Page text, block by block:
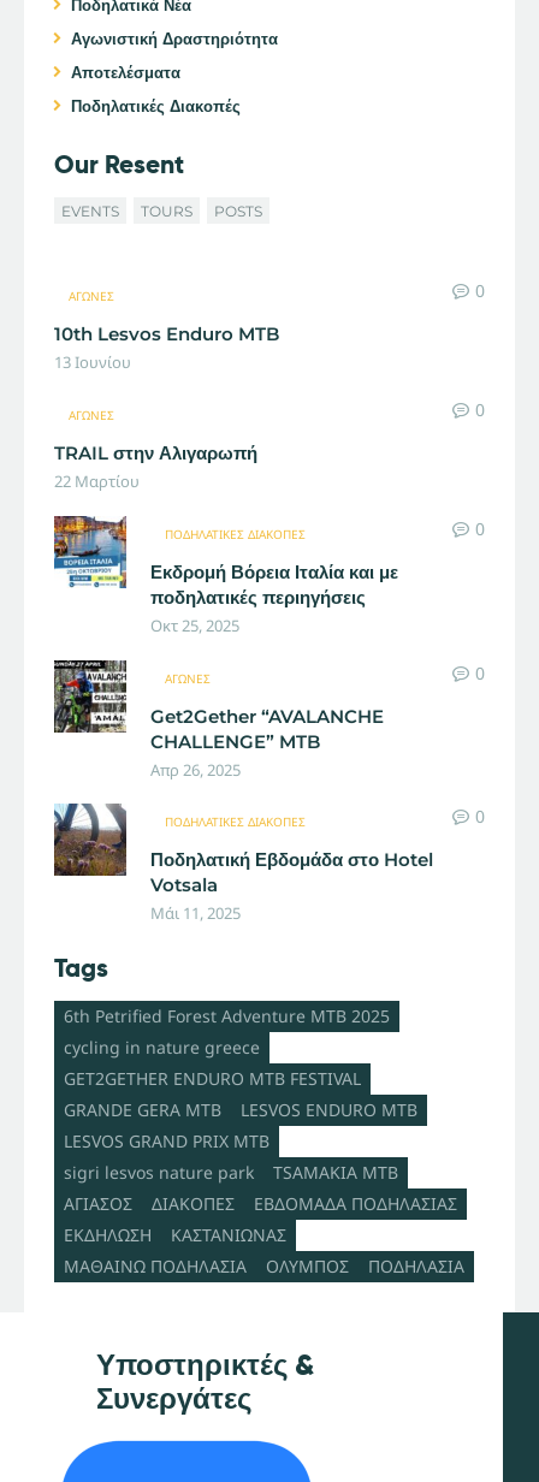
Ποδηλατικά Νέα
Αγωνιστική Δραστηριότητα
Αποτελέσματα
Ποδηλατικές Διακοπές
Our Resent
EVENTS TOURS POSTS
ΑΓΏΝΕΣ
0
10th Lesvos Enduro MTB
13 Ιουνίου
ΑΓΏΝΕΣ
0
TRAIL στην Αλιγαρωπή
22 Μαρτίου
ΠΟΔΗΛΑΤΙΚΈΣ ΔΙΑΚΟΠΈΣ
0
Εκδρομή Βόρεια Ιταλία και με
ποδηλατικές περιηγήσεις
Οκτ 25, 2025
ΑΓΏΝΕΣ
0
Get2Gether “AVALANCHE
CHALLENGE” MTB
Απρ 26, 2025
ΠΟΔΗΛΑΤΙΚΈΣ ΔΙΑΚΟΠΈΣ
0
Ποδηλατική Εβδομάδα στο Hotel
Votsala
Μάι 11, 2025
Tags
6th Petrified Forest Adventure MTB 2025
cycling in nature greece
GET2GETHER ENDURO MTB FESTIVAL
GRANDE GERA MTB
LESVOS ENDURO MTB
LESVOS GRAND PRIX MTB
sigri lesvos nature park
TSAMAKIA MTB
ΑΓΙΑΣΟΣ
ΔΙΑΚΟΠΕΣ
ΕΒΔΟΜΑΔΑ ΠΟΔΗΛΑΣΙΑΣ
ΕΚΔΗΛΩΣΗ
ΚΑΣΤΑΝΙΩΝΑΣ
ΜΑΘΑΙΝΩ ΠΟΔΗΛΑΣΙΑ
ΟΛΥΜΠΟΣ ΠΟΔΗΛΑΣΙΑ
Υποστηρικτές &
Συνεργάτες